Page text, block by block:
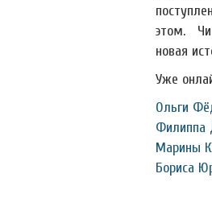
этом.
новая
Уже
Ольги
Филиппа
Марины
Бориса